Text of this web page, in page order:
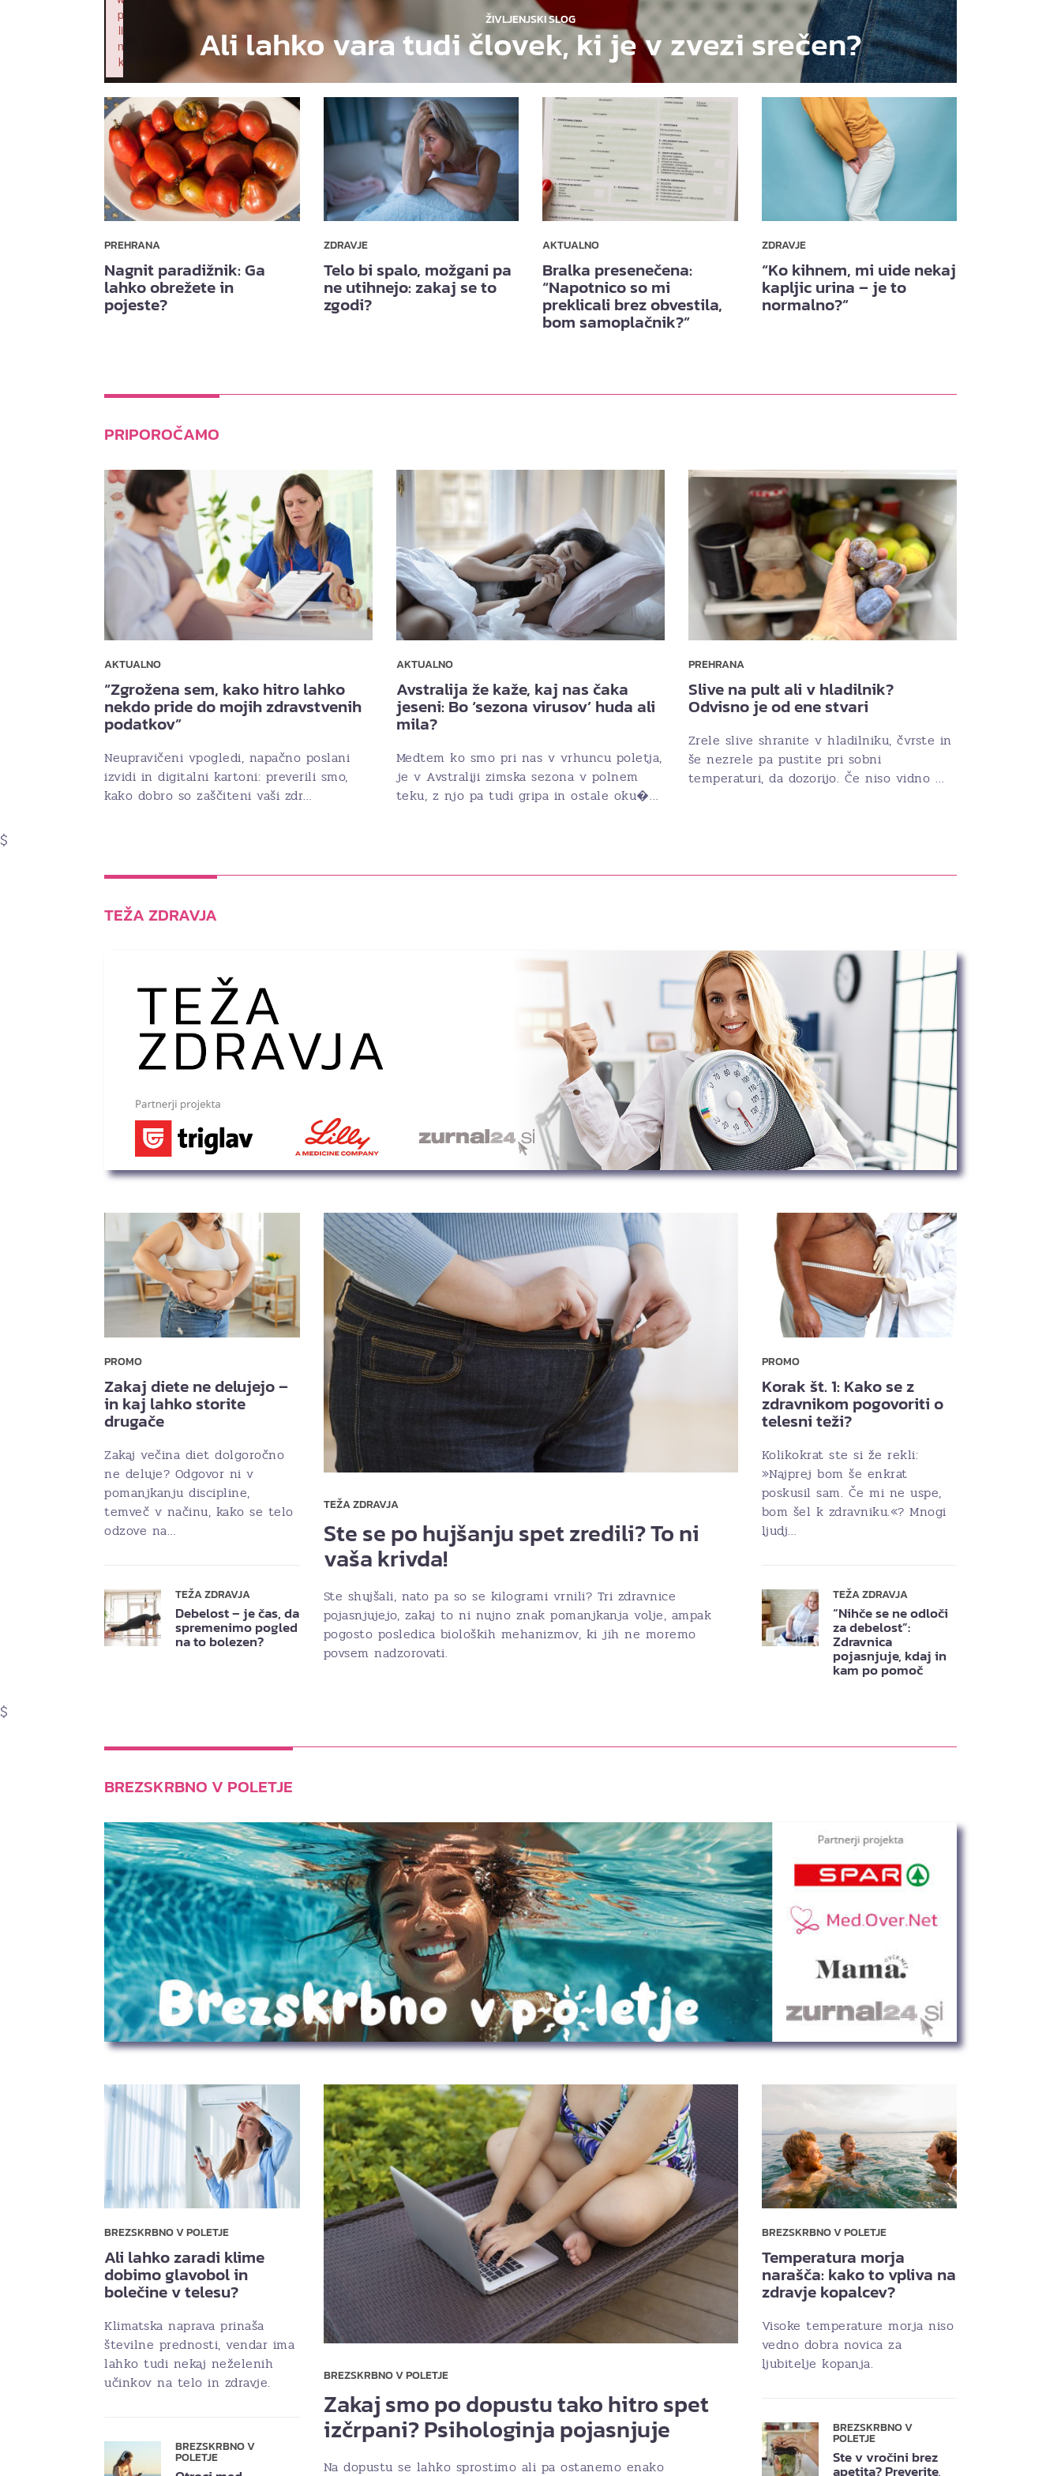
ŽIVLJENJSKI SLOG
Ali lahko vara tudi človek, ki je v zvezi srečen?
PREHRANA
Nagnit paradižnik: Ga
lahko obrežete in
pojeste?
ZDRAVJE
Telo bi spalo, možgani pa
ne utihnejo: zakaj se to
zgodi?
AKTUALNO
Bralka presenečena:
“Napotnico so mi
preklicali brez obvestila,
bom samoplačnik?”
ZDRAVJE
“Ko kihnem, mi uide nekaj
kapljic urina – je to
normalno?”
PRIPOROČAMO
AKTUALNO
“Zgrožena sem, kako hitro lahko
nekdo pride do mojih zdravstvenih
podatkov”
Neupravičeni vpogledi, napačno poslani
izvidi in digitalni kartoni: preverili smo,
kako dobro so zaščiteni vaši zdr…
AKTUALNO
Avstralija že kaže, kaj nas čaka
jeseni: Bo ‘sezona virusov’ huda ali
mila?
Medtem ko smo pri nas v vrhuncu poletja,
je v Avstraliji zimska sezona v polnem
teku, z njo pa tudi gripa in ostale oku�…
PREHRANA
Slive na pult ali v hladilnik?
Odvisno je od ene stvari
Zrele slive shranite v hladilniku, čvrste in
še nezrele pa pustite pri sobni
temperaturi, da dozorijo. Če niso vidno …
$
TEŽA ZDRAVJA
TEŽA ZDRAVJA
Ste se po hujšanju spet zredili? To ni
vaša krivda!
Ste shujšali, nato pa so se kilogrami vrnili? Tri zdravnice
pojasnjujejo, zakaj to ni nujno znak pomanjkanja volje, ampak
pogosto posledica bioloških mehanizmov, ki jih ne moremo
povsem nadzorovati.
PROMO
Zakaj diete ne delujejo –
in kaj lahko storite
drugače
Zakaj večina diet dolgoročno
ne deluje? Odgovor ni v
pomanjkanju discipline,
temveč v načinu, kako se telo
odzove na…
TEŽA ZDRAVJA
Debelost – je čas, da
spremenimo pogled
na to bolezen?
PROMO
Korak št. 1: Kako se z
zdravnikom pogovoriti o
telesni teži?
Kolikokrat ste si že rekli:
»Najprej bom še enkrat
poskusil sam. Če mi ne uspe,
bom šel k zdravniku.«? Mnogi
ljudj…
TEŽA ZDRAVJA
“Nihče se ne odloči
za debelost”:
Zdravnica
pojasnjuje, kdaj in
kam po pomoč
$
BREZSKRBNO V POLETJE
BREZSKRBNO V POLETJE
Zakaj smo po dopustu tako hitro spet
izčrpani? Psihologinja pojasnjuje
Na dopustu se lahko sprostimo ali pa ostanemo enako
BREZSKRBNO V POLETJE
Ali lahko zaradi klime
dobimo glavobol in
bolečine v telesu?
Klimatska naprava prinaša
številne prednosti, vendar ima
lahko tudi nekaj neželenih
učinkov na telo in zdravje.
BREZSKRBNO V
POLETJE
BREZSKRBNO V POLETJE
Temperatura morja
narašča: kako to vpliva na
zdravje kopalcev?
Visoke temperature morja niso
vedno dobra novica za
ljubitelje kopanja.
BREZSKRBNO V
POLETJE
Ste v vročini brez
apetita? Preverite,
p
li
n
k
Failed to initialize plugin: wplink